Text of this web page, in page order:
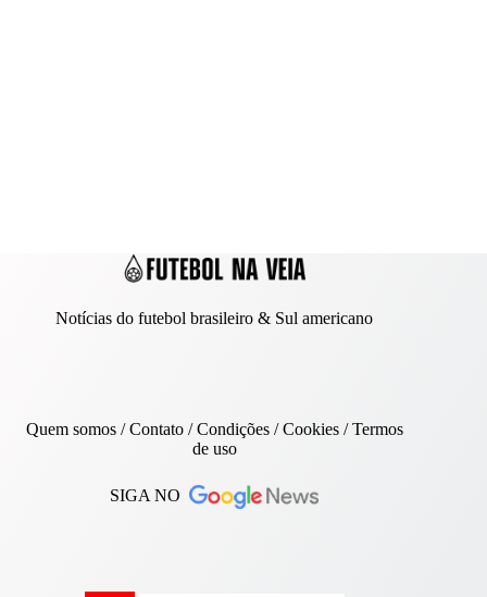
Notícias do futebol brasileiro & Sul americano
Quem somos/Contato/ Condições /Cookies/Termos
de uso
SIGA NO